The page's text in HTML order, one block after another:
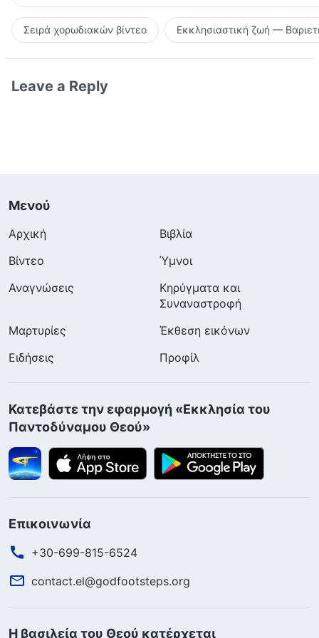
Σειρά χορωδιακών βίντεο Εκκλησιαστική ζωή —
Leave a Reply
Μενού
Αρχική
Βιβλία
Βίντεο
Ύμνοι
Αναγνώσεις
Κηρύγματα και
Συναναστροφή
Μαρτυρίες
Έκθεση εικόνων
Ειδήσεις
Προφίλ
Κατεβάστε την εφαρμογή «Εκκλησία του
Παντοδύναμου Θεού»
Επικοινωνία
+30-699-815-6524
contact.el@godfootsteps.org
Η βασιλεία του Θεού κατέρχεται